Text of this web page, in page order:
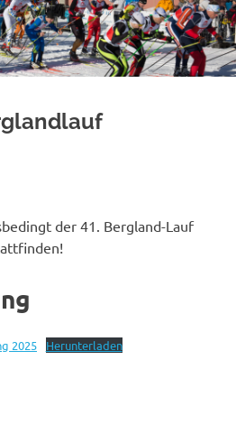
der 41. Bergland-Lauf
2025 Herunterladen